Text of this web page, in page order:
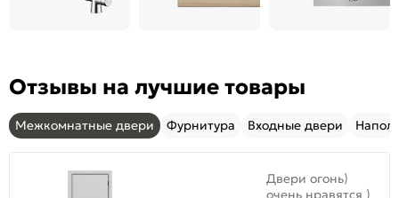
Отзывы на лучшие товары
Межкомнатные двери Фурнитура Входные двери
Двери огонь)
очень нравятся )